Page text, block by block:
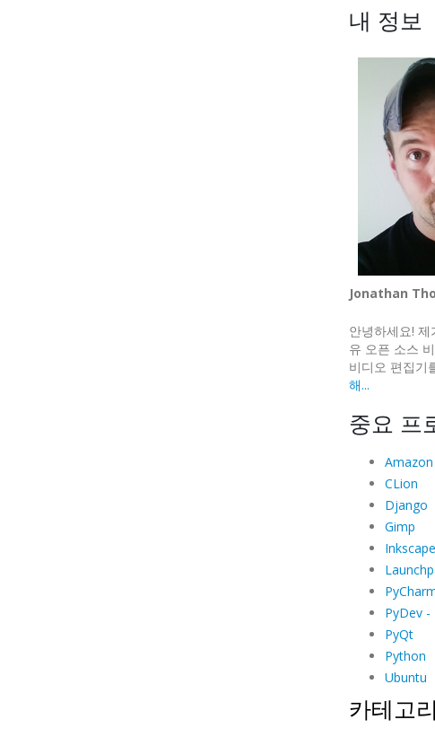
내 정보
Jonathan
안녕하세요!
유 오픈 소스
비디오 편집기
해...
중요 프
Amazon
CLion
Django
Gimp
Inkscape
PyDev -
PyQt
Python
Ubuntu
카테고리